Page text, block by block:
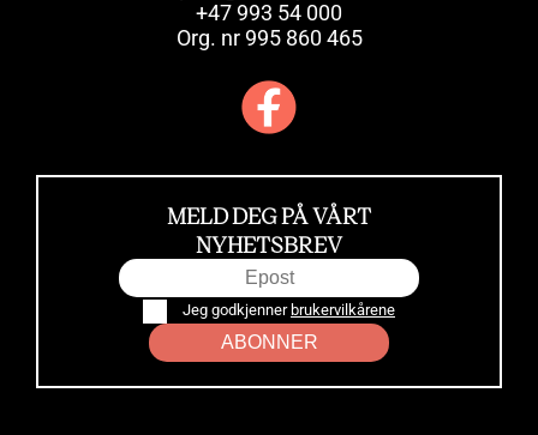
+47 993 54 000
Org. nr 995 860 465
MELD DEG PÅ VÅRT
NYHETSBREV
Jeg godkjenner brukervilkårene
ABONNER